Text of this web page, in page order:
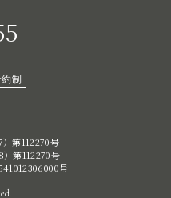
制
第112270号
第112270号
号